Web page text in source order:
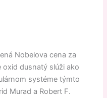
Nobelova cena za
dusnatý slúži ako
systéme týmto
Murad a Robert F.